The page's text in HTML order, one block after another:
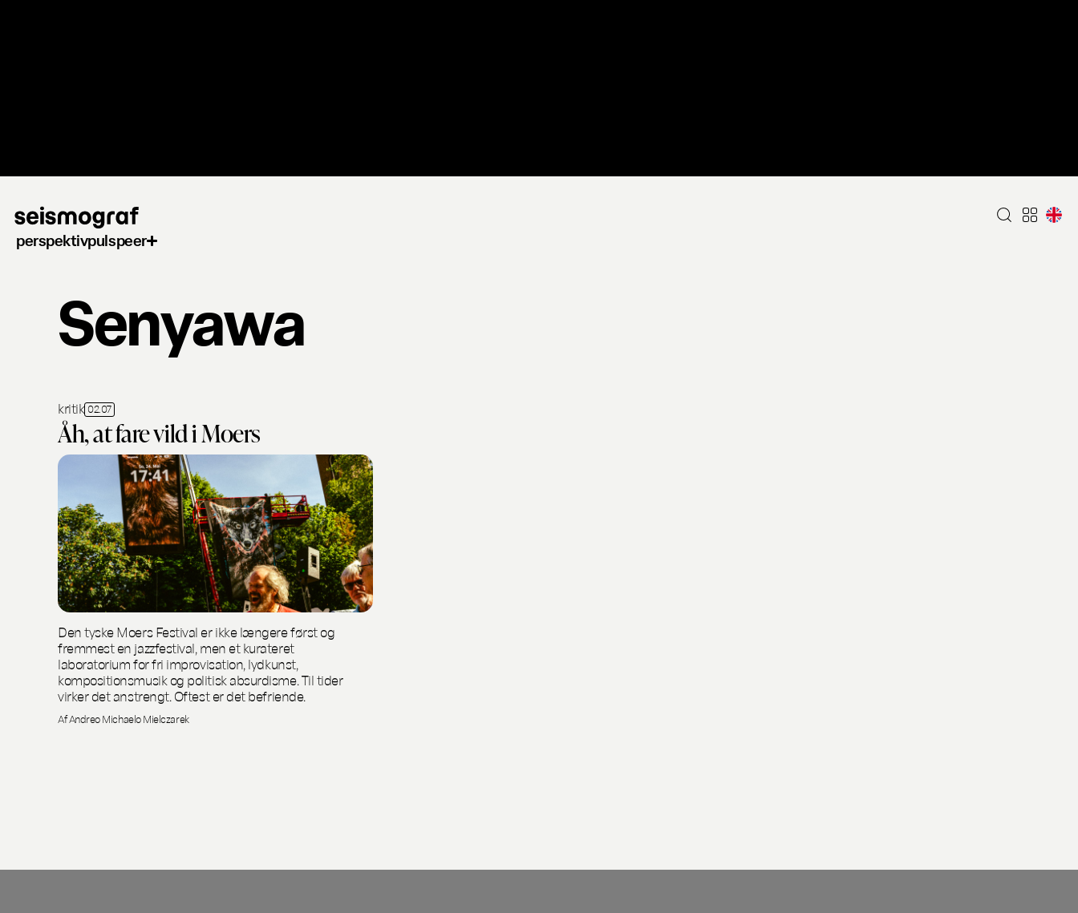
perspektivpulspeer
Senyawa
kritik 02.07
Åh, at fare vild i Moers
Den tyske Moers Festival er ikke længere først og
fremmest en jazzfestival, men et kurateret
laboratorium for fri improvisation, lydkunst,
kompositionsmusik og politisk absurdisme. Til tider
virker det anstrengt. Oftest er det befriende.
Af Andreo Michaelo Mielczarek